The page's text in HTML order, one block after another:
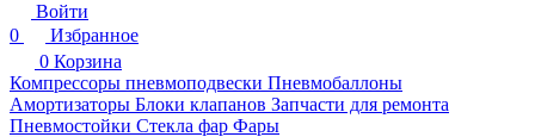
Войти
0
Избранное
0 Корзина
Компрессоры пневмоподвески Пневмобаллоны
Амортизаторы Блоки клапанов Запчасти для ремонта
Пневмостойки Стекла фар Фары